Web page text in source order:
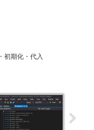
初期化・代入